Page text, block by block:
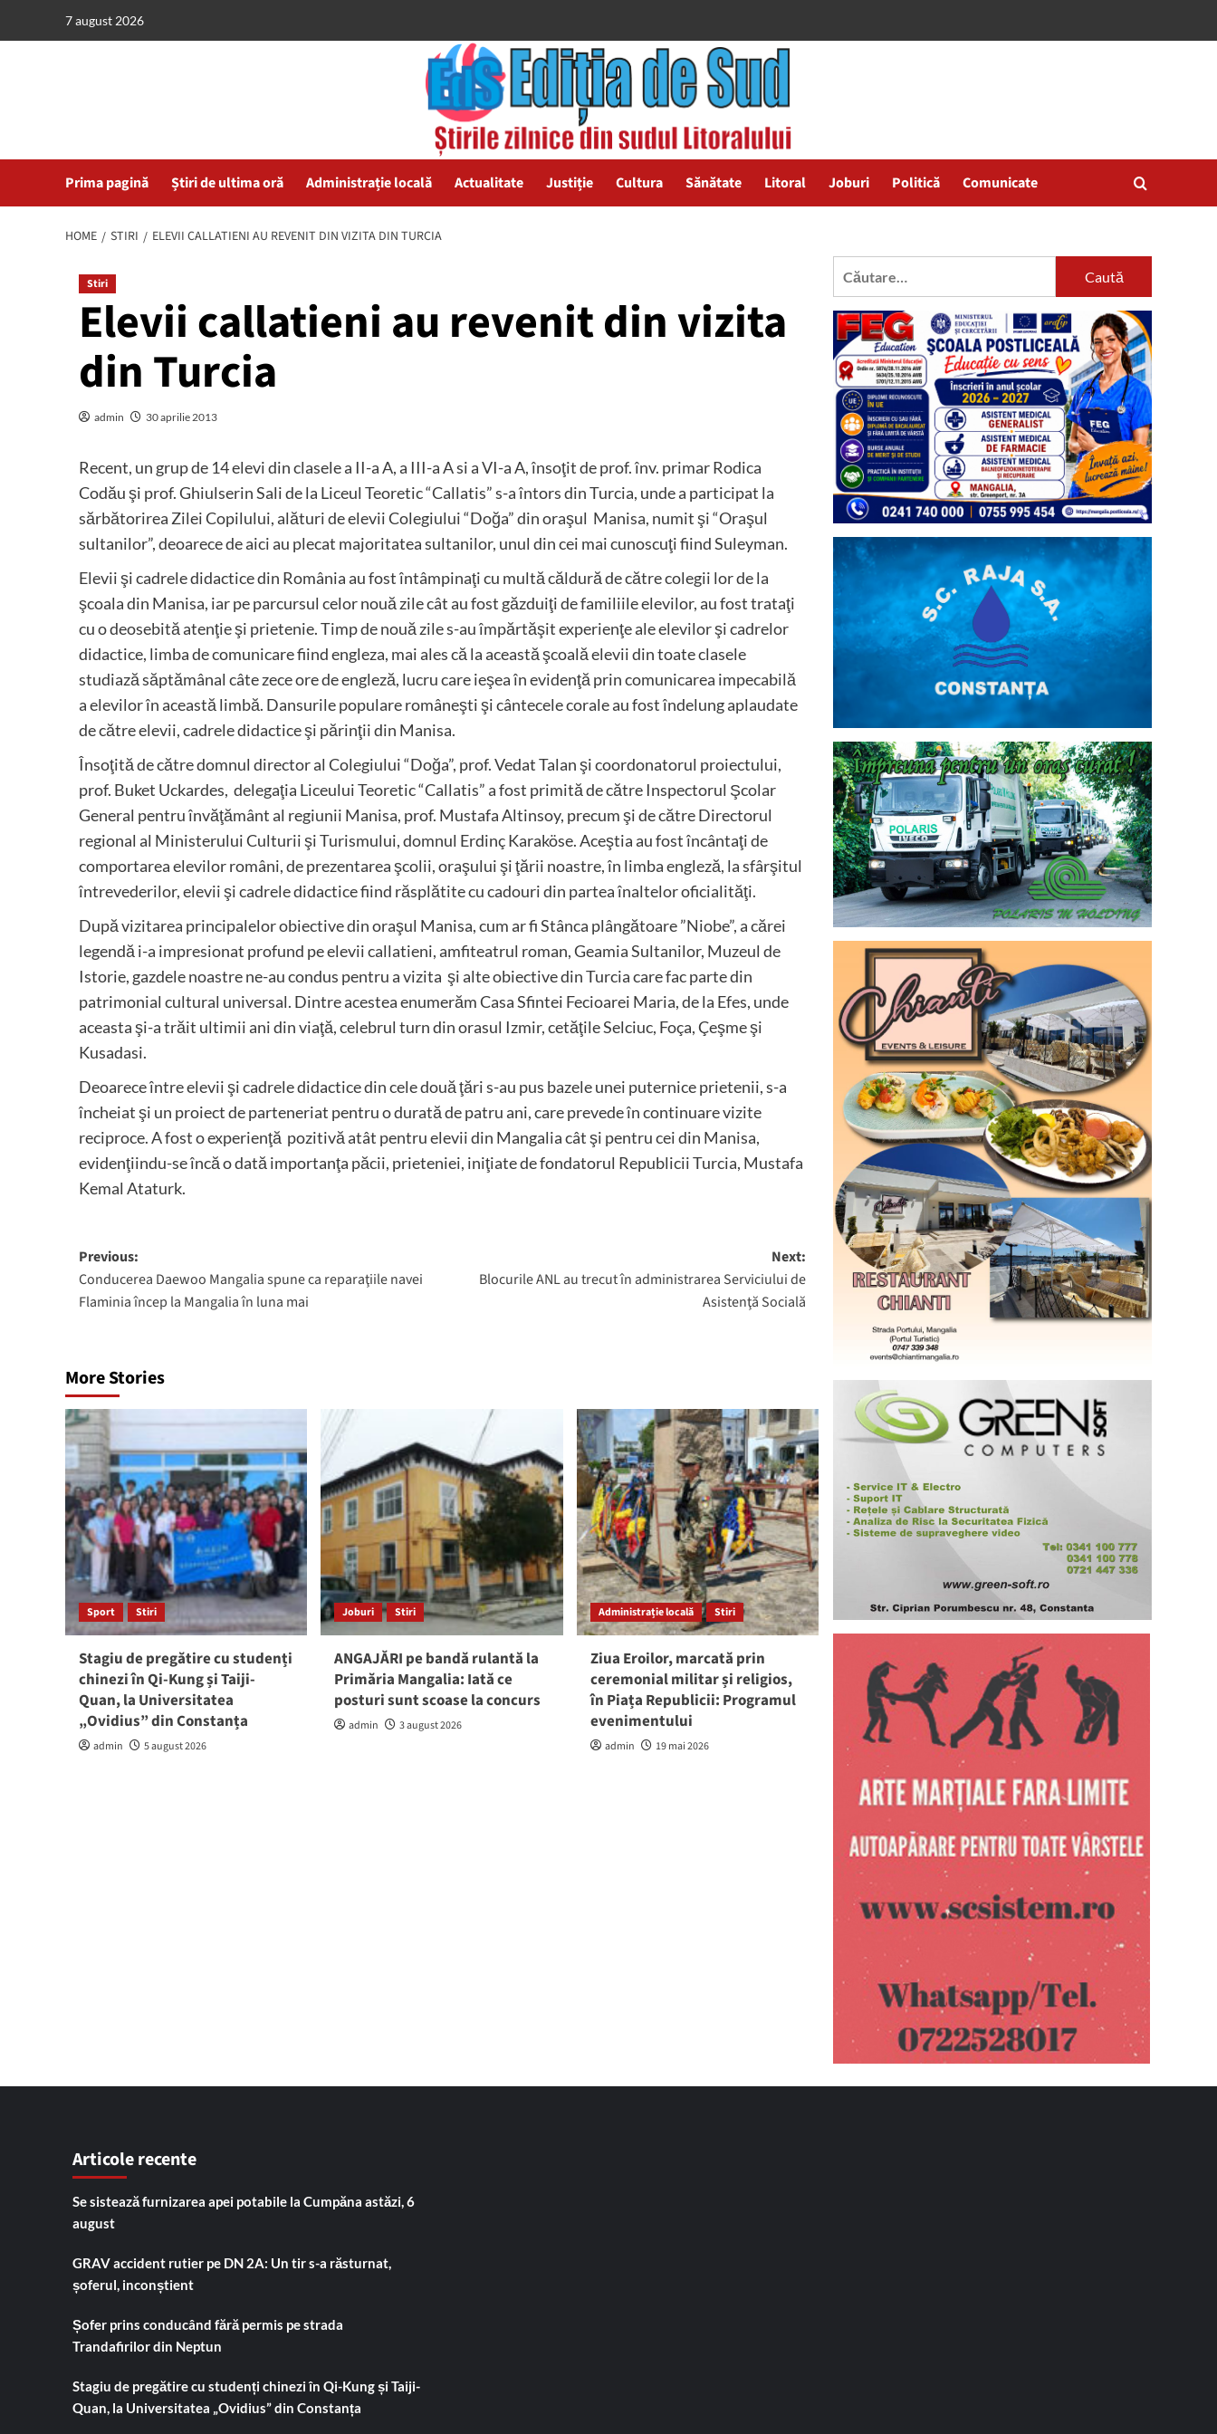
7 august 2026
Prima pagină Știri de ultima oră Administrație locală Actualitate Justiție Cultura Sănătate Litoral Joburi Politică Comunicate
HOME STIRI ELEVII CALLATIENI AU REVENIT DIN VIZITA DIN TURCIA
Stiri
Elevii callatieni au revenit din vizita
din Turcia
admin 30 aprilie 2013
Recent, un grup de 14 elevi din clasele a II-a A, a III-a A si a VI-a A, însoţit de prof. înv. primar Rodica
Codău şi prof. Ghiulserin Sali de la Liceul Teoretic “Callatis” s-a întors din Turcia, unde a participat la
sărbătorirea Zilei Copilului, alături de elevii Colegiului “Doğa” din oraşul Manisa, numit şi “Oraşul
sultanilor”, deoarece de aici au plecat majoritatea sultanilor, unul din cei mai cunoscuţi fiind Suleyman.
Elevii şi cadrele didactice din România au fost întâmpinaţi cu multă căldură de către colegii lor de la
şcoala din Manisa, iar pe parcursul celor nouă zile cât au fost găzduiţi de familiile elevilor, au fost trataţi
cu o deosebită atenţie şi prietenie. Timp de nouă zile s-au împărtăşit experienţe ale elevilor şi cadrelor
didactice, limba de comunicare fiind engleza, mai ales că la această şcoală elevii din toate clasele
studiază săptămânal câte zece ore de engleză, lucru care ieşea în evidenţă prin comunicarea impecabilă
a elevilor în această limbă. Dansurile populare româneşti şi cântecele corale au fost îndelung aplaudate
de către elevii, cadrele didactice şi părinţii din Manisa.
Însoţită de către domnul director al Colegiului “Doğa”, prof. Vedat Talan şi coordonatorul proiectului,
prof. Buket Uckardes, delegaţia Liceului Teoretic “Callatis” a fost primită de către Inspectorul Şcolar
General pentru învăţământ al regiunii Manisa, prof. Mustafa Altinsoy, precum şi de către Directorul
regional al Ministerului Culturii şi Turismului, domnul Erdinç Karaköse. Aceştia au fost încântaţi de
comportarea elevilor români, de prezentarea şcolii, oraşului şi ţării noastre, în limba engleză, la sfârşitul
întrevederilor, elevii şi cadrele didactice fiind răsplătite cu cadouri din partea înaltelor oficialităţi.
După vizitarea principalelor obiective din oraşul Manisa, cum ar fi Stânca plângătoare ”Niobe”, a cărei
legendă i-a impresionat profund pe elevii callatieni, amfiteatrul roman, Geamia Sultanilor, Muzeul de
Istorie, gazdele noastre ne-au condus pentru a vizita şi alte obiective din Turcia care fac parte din
patrimonial cultural universal. Dintre acestea enumerăm Casa Sfintei Fecioarei Maria, de la Efes, unde
aceasta şi-a trăit ultimii ani din viaţă, celebrul turn din orasul Izmir, cetăţile Selciuc, Foça, Çeşme şi
Kusadasi.
Deoarece între elevii şi cadrele didactice din cele două ţări s-au pus bazele unei puternice prietenii, s-a
încheiat şi un proiect de parteneriat pentru o durată de patru ani, care prevede în continuare vizite
reciproce. A fost o experienţă pozitivă atât pentru elevii din Mangalia cât şi pentru cei din Manisa,
evidenţiindu-se încă o dată importanţa păcii, prieteniei, iniţiate de fondatorul Republicii Turcia, Mustafa
Kemal Ataturk.
Post
navigation
Previous:
Conducerea Daewoo Mangalia spune ca reparaţiile navei
Flaminia încep la Mangalia în luna mai
Next:
Blocurile ANL au trecut în administrarea Serviciului de
Asistenţă Socială
More Stories
Sport Stiri
Stagiu de pregătire cu studenți
chinezi în Qi-Kung și Taiji-
Quan, la Universitatea
„Ovidius” din Constanța
admin 5 august 2026
Joburi Stiri
ANGAJĂRI pe bandă rulantă la
Primăria Mangalia: Iată ce
posturi sunt scoase la concurs
admin 3 august 2026
Administrație locală Stiri
Ziua Eroilor, marcată prin
ceremonial militar și religios,
în Piața Republicii: Programul
evenimentului
admin 19 mai 2026
Caută
Articole recente
Se sistează furnizarea apei potabile la Cumpăna astăzi, 6
august
GRAV accident rutier pe DN 2A: Un tir s-a răsturnat,
șoferul, inconștient
Șofer prins conducând fără permis pe strada
Trandafirilor din Neptun
Stagiu de pregătire cu studenți chinezi în Qi-Kung și Taiji-
Quan, la Universitatea „Ovidius” din Constanța